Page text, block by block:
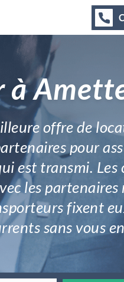
à
offre de
pour
est transmi.
les
fixent
sans vous